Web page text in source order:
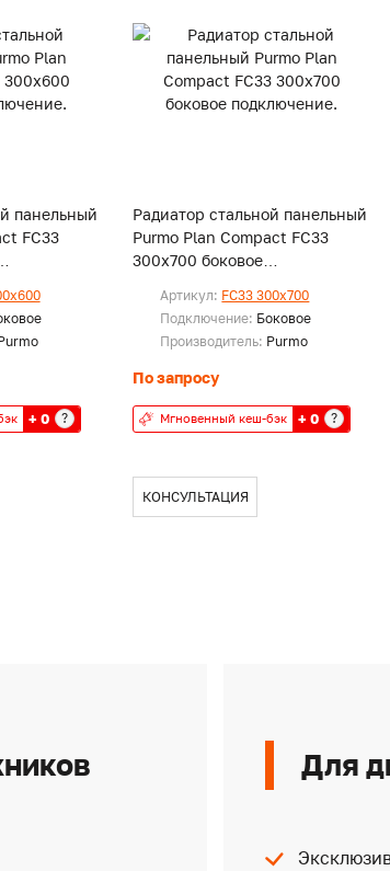
панельный
FC33
+ 0 ?
Радиатор стальной панельный
Purmo Plan Compact FC33
300x700 боковое
Артикул: FC33 300x700
Подключение: Боковое
Производитель: Purmo
По запросу
Мгновенный кеш-бэк + 0 ?
КОНСУЛЬТАЦИЯ
Для